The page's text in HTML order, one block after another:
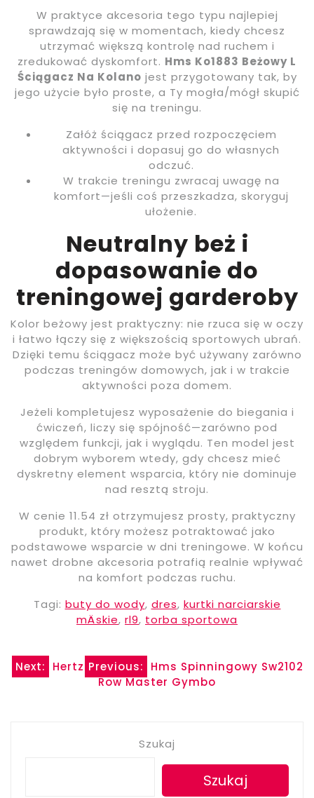
W praktyce akcesoria tego typu najlepiej
sprawdzają się w momentach, kiedy chcesz
utrzymać większą kontrolę nad ruchem i
zredukować dyskomfort. Hms Ko1883 Beżowy L
Ściągacz Na Kolano jest przygotowany tak, by
jego użycie było proste, a Ty mogła/mógł skupić
się na treningu.
Załóż ściągacz przed rozpoczęciem
aktywności i dopasuj go do własnych
odczuć.
W trakcie treningu zwracaj uwagę na
komfort—jeśli coś przeszkadza, skoryguj
ułożenie.
Neutralny beż i
dopasowanie do
treningowej garderoby
Kolor beżowy jest praktyczny: nie rzuca się w oczy
i łatwo łączy się z większością sportowych ubrań.
Dzięki temu ściągacz może być używany zarówno
podczas treningów domowych, jak i w trakcie
aktywności poza domem.
Jeżeli kompletujesz wyposażenie do biegania i
ćwiczeń, liczy się spójność—zarówno pod
względem funkcji, jak i wyglądu. Ten model jest
dobrym wyborem wtedy, gdy chcesz mieć
dyskretny element wsparcia, który nie dominuje
nad resztą stroju.
W cenie 11.54 zł otrzymujesz prosty, praktyczny
produkt, który możesz potraktować jako
podstawowe wsparcie w dni treningowe. W końcu
nawet drobne akcesoria potrafią realnie wpływać
na komfort podczas ruchu.
Tagi: buty do wody, dres, kurtki narciarskie
mÄskie, rl9, torba sportowa
Nawigacja
Previous: Hms Spinningowy Sw2102
Next:
Hertz
Row Master Gymbo
Szukaj
Szukaj